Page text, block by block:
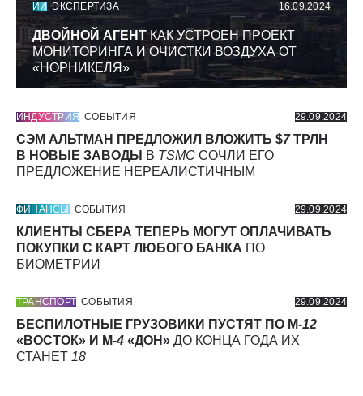
ИИ ЭКСПЕРТИЗА 16.09.2024
ДВОЙНОЙ АГЕНТКАК УСТРОЕН ПРОЕКТ
МОНИТОРИНГА И ОЧИСТКИ ВОЗДУХА ОТ
«НОРНИКЕЛЯ»
ИНДУСТРИЯ СОБЫТИЯ 29.09.2024
СЭМ АЛЬТМАН ПРЕДЛОЖИЛ ВЛОЖИТЬ $7ТРЛН
В НОВЫЕ ЗАВОДЫ
В TSMC СОЧЛИ ЕГО
ПРЕДЛОЖЕНИЕ НЕРЕАЛИСТИЧНЫМ
ФИНАНСЫ СОБЫТИЯ 29.09.2024
КЛИЕНТЫ СБЕРА ТЕПЕРЬ МОГУТ ОПЛАЧИВАТЬ
ПОКУПКИ С КАРТ ЛЮБОГО БАНКА ПО
БИОМЕТРИИ
ТРАНСПОРТ СОБЫТИЯ 29.09.2024
БЕСПИЛОТНЫЕ ГРУЗОВИКИ ПУСТЯТ ПО М-12
«ВОСТОК» И М-4 «ДОН» ДО КОНЦА ГОДА ИХ
СТАНЕТ 18